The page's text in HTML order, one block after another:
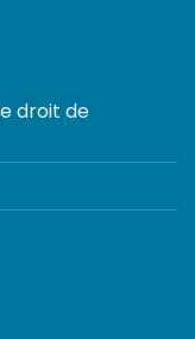
droit de